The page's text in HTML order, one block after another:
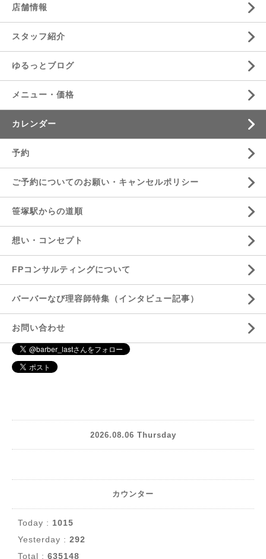
店舗情報
スタッフ紹介
ゆるっとブログ
メニュー・価格
カレンダー
予約
ご予約についてのお願い・キャンセルポリシー
笹塚駅からの道順
想い・コンセプト
FPコンサルティングについて
バーバーなび理容師特集（インタビュー記事）
お問い合わせ
2026.08.06 Thursday
カウンター
Today : 1015
Yesterday : 292
Total : 635148